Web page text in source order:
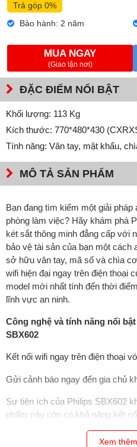
Trả góp 0%
Bảo hành: 2 năm
MUA NGAY
(Giao tận nơi)
ĐẶC ĐIỂM NỔI BẬT
Khối lượng: 113 Kg
Kích thước: 770*480*430
Tính năng: Vân tay, mật khẩu,
MÔ TẢ SẢN PHẨM
Bạn đang tìm kiếm một giải
phòng làm việc? Hãy khám phá
két sắt thông minh đẳng cấp với
bảo vệ tài sản của bạn một cách
sở hữu vân tay, mã số và chìa
wifi hiện đại ngay trên điện thoại
model mới nhất tính đến thời
lĩnh vực an ninh.
Công nghệ và tính năng nổi
SBX602
Kết nối wifi ngay trên điện thoại
Gửi cảnh báo ngay đến gia chủ
Sự tiện ích của Philips SBX602
phẩm này còn có khả năng kết
xa. Bạn có thể kiểm tra lịch sử
Xem